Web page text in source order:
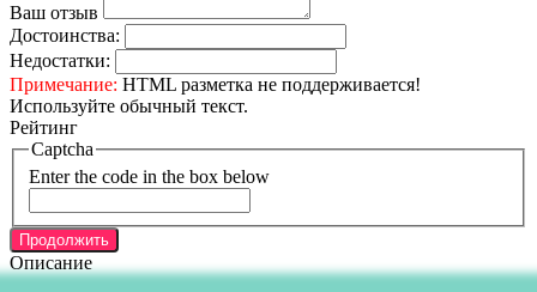
Ваш отзыв
Достоинства:
Недостатки:
Примечание: HTML разметка не поддерживается!
Используйте обычный текст.
Рейтинг
Captcha
Enter the code in the box below
Продолжить
Описание